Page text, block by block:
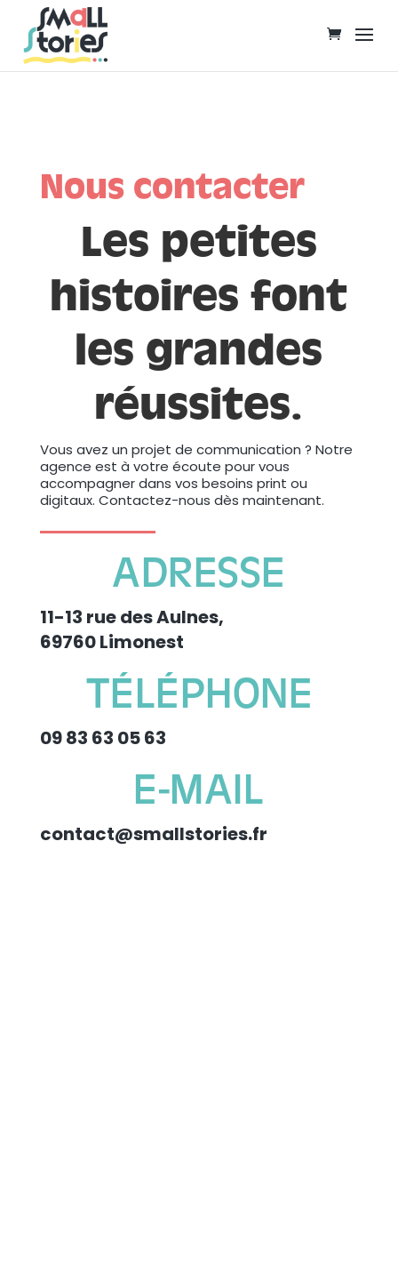
Nous contacter
Les petites
histoires font
les grandes
réussites.
Vous avez un projet de communication ? Notre
agence est à votre écoute pour vous
accompagner dans vos besoins print ou
digitaux. Contactez-nous dès maintenant.
ADRESSE
11-13 rue des Aulnes,
69760 Limonest
TÉLÉPHONE
09 83 63 05 63
E-MAIL
contact@smallstories.fr